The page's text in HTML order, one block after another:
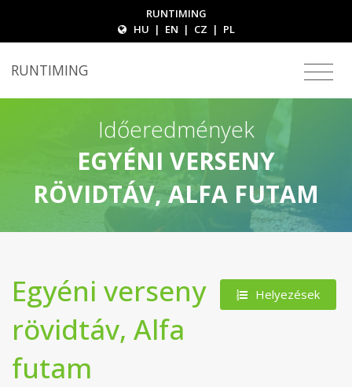
RUNTIMING
HU | EN | CZ | PL
RUNTIMING
Időeredmények
EGYÉNI VERSENY
RÖVIDTÁV, ALFA FUTAM
Helyezések
Egyéni verseny
rövidtáv, Alfa
futam